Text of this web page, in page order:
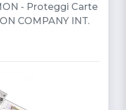
- Proteggi Carte
COMPANY INT.